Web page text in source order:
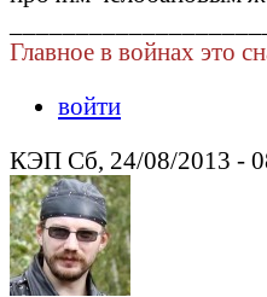
Главное в войнах это
войти
КЭП Сб, 24/08/2013 -